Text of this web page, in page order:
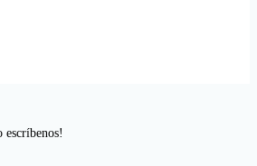
escríbenos!